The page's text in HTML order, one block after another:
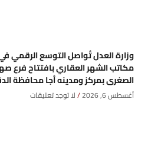
وزارة العدل تُواصل التوسع الرقمي
مكاتب الشهر العقاري بافتتاح فرع
الصغرى بمركز ومدينه أجا محافظة
أغسطس 6, 2026 لا توجد تعليقات